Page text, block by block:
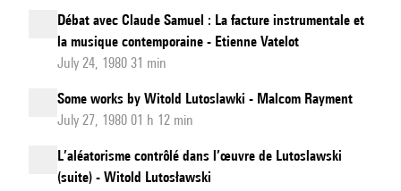
Débat avec Claude Samuel : La facture instrumentale et
la musique contemporaine - Etienne Vatelot
July 24, 1980 31 min
Some works by Witold Lutoslawki - Malcom Rayment
July 27, 1980 01 h 12 min
L’aléatorisme contrôlé dans l’œuvre de Lutoslawski
(suite) - Witold Lutosławski